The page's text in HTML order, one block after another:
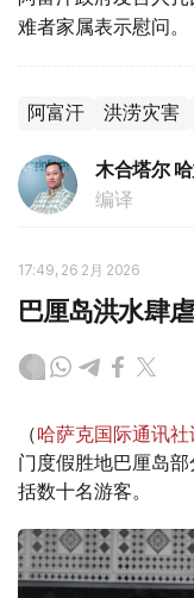
难者家属表示慰问。
阿富汗 洪涝灾害
木合塔尔
编译
17:49, 26 2月 2026
巴厘岛洪水肆
（哈萨克国际通讯社
门度假胜地巴厘岛
括数十名游客。